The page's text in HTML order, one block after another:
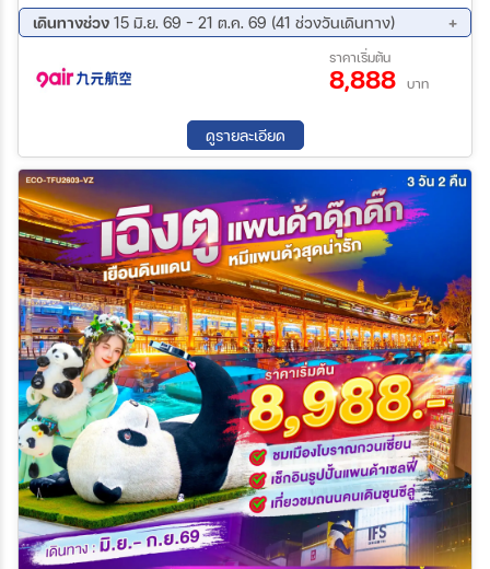
17 ธ.ค. 69 - 17 ธ.ค. 69
18 ธ.ค. 69 - 18 ธ.ค. 69
19 ธ.ค. 69 - 19 ธ.ค. 69
20 ธ.ค. 69 - 20 ธ.ค. 69
22 ธ.ค. 69 - 22 ธ.ค. 69
23 ธ.ค. 69 - 23 ธ.ค. 69
24 ธ.ค. 69 - 24 ธ.ค. 69
28 ธ.ค. 69 - 28 ธ.ค. 69
30 ธ.ค. 69 - 30 ธ.ค. 69
31 ธ.ค. 69 - 31 ธ.ค. 69
เดินทางช่วง 15 มิ.ย. 69 - 21 ต.ค. 69 (41 ช่วงวันเดินทาง)
10 ส.ค. 69 - 13 ส.ค. 69
13 ส.ค. 69 - 16 ส.ค. 69
15 ส.ค. 69 - 18 ส.ค. 69
17 ส.ค. 69 - 20 ส.ค. 69
22 ส.ค. 69 - 25 ส.ค. 69
24 ส.ค. 69 - 27 ส.ค. 69
27 ส.ค. 69 - 30 ส.ค. 69
29 ส.ค. 69 - 01 ก.ย. 69
30 ส.ค. 69 - 02 ก.ย. 69
31 ส.ค. 69 - 03 ก.ย. 69
03 ก.ย. 69 - 06 ก.ย. 69
05 ก.ย. 69 - 08 ก.ย. 69
06 ก.ย. 69 - 09 ก.ย. 69
07 ก.ย. 69 - 10 ก.ย. 69
10 ก.ย. 69 - 13 ก.ย. 69
12 ก.ย. 69 - 15 ก.ย. 69
13 ก.ย. 69 - 16 ก.ย. 69
14 ก.ย. 69 - 17 ก.ย. 69
17 ก.ย. 69 - 20 ก.ย. 69
19 ก.ย. 69 - 22 ก.ย. 69
20 ก.ย. 69 - 23 ก.ย. 69
21 ก.ย. 69 - 24 ก.ย. 69
24 ก.ย. 69 - 27 ก.ย. 69
26 ก.ย. 69 - 29 ก.ย. 69
27 ก.ย. 69 - 30 ก.ย. 69
28 ก.ย. 69 - 01 ต.ค. 69
01 ต.ค. 69 - 04 ต.ค. 69
03 ต.ค. 69 - 06 ต.ค. 69
04 ต.ค. 69 - 07 ต.ค. 69
05 ต.ค. 69 - 08 ต.ค. 69
08 ต.ค. 69 - 11 ต.ค. 69
10 ต.ค. 69 - 13 ต.ค. 69
11 ต.ค. 69 - 14 ต.ค. 69
12 ต.ค. 69 - 15 ต.ค. 69
15 ต.ค. 69 - 18 ต.ค. 69
17 ต.ค. 69 - 20 ต.ค. 69
18 ต.ค. 69 - 21 ต.ค. 69
ราคาเริ่มต้น
8,888 บาท
ดูรายละเอียด